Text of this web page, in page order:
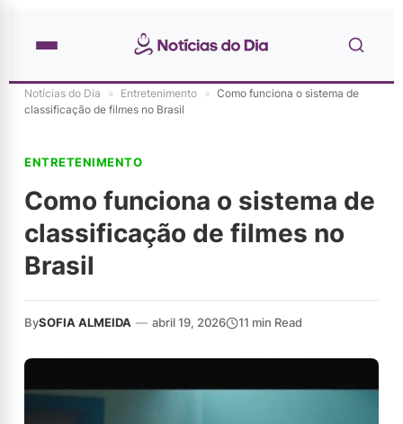
Notícias do Dia » Entretenimento » Como funciona o sistema de
classificação de filmes no Brasil
ENTRETENIMENTO
Como funciona o sistema de
classificação de filmes no
Brasil
BySOFIA ALMEIDA — abril 19, 2026 11 min Read